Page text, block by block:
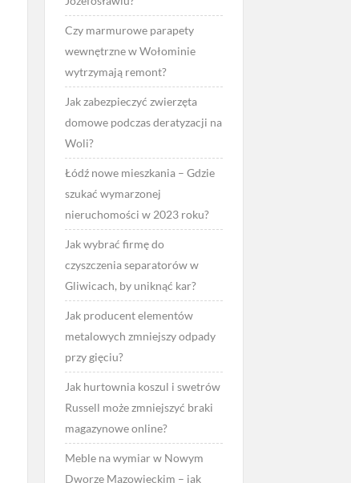
Czy marmurowe parapety
wewnętrzne w Wołominie
wytrzymają remont?
Jak zabezpieczyć zwierzęta
domowe podczas deratyzacji na
Woli?
Łódź nowe mieszkania – Gdzie
szukać wymarzonej
nieruchomości w 2023 roku?
Jak wybrać firmę do
czyszczenia separatorów w
Gliwicach, by uniknąć kar?
Jak producent elementów
metalowych zmniejszy odpady
przy gięciu?
Jak hurtownia koszul i swetrów
Russell może zmniejszyć braki
magazynowe online?
Meble na wymiar w Nowym
Dworze Mazowieckim – jak